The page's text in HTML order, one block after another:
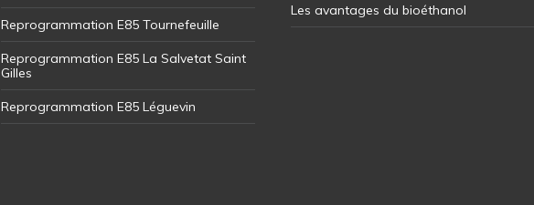
Reprogrammation E85 Tournefeuille
Reprogrammation E85 La Salvetat Saint
Gilles
Reprogrammation E85 Léguevin
Les avantages du bioéthanol